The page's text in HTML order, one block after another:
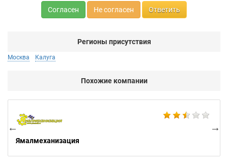
Согласен Не согласен Ответить
Регионы присутствия
Москва Калуга
Похожие компании
Ямалмеханизация